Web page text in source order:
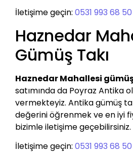
İletişime geçin: 0531 993 68 50
Haznedar
Gümüş Takı
Haznedar Mahallesi
satımında da Poyraz Antika
vermekteyiz. Antika gümüş
değerini öğrenmek ve en iyi
bizimle iletişime geçebilirsiniz.
İletişime geçin: 0531 993 68 50